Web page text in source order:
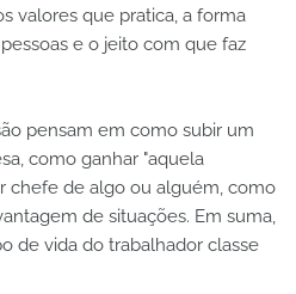
valores que pratica, a forma
e o jeito com que faz
pensam em como subir um
como ganhar "aquela
chefe de algo ou alguém, como
de situações. Em suma,
de vida do trabalhador classe